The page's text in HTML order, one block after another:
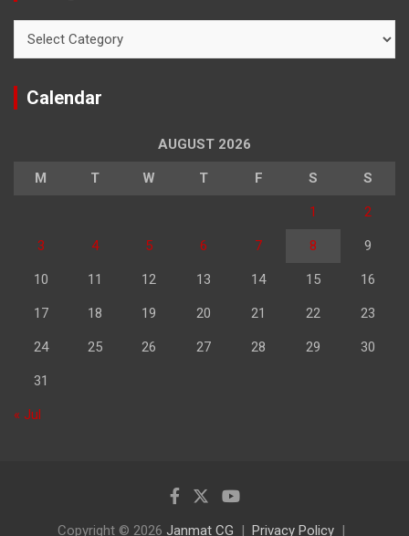
Calendar
AUGUST 2026
M T W T F S S
1 2
3 4 5 6 7 8 9
10 11 12 13 14 15 16
17 18 19 20 21 22 23
24 25 26 27 28 29 30
31
« Jul
Copyright © 2026 Janmat CG Privacy Policy